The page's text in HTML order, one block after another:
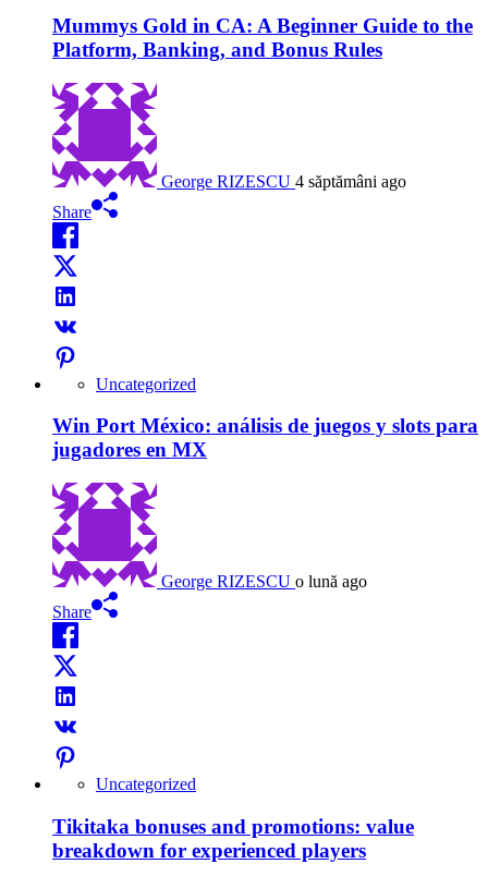
Mummys Gold in CA: A Beginner Guide to the
Platform, Banking, and Bonus Rules
George RIZESCU 4 săptămâni ago
Share
Uncategorized
Win Port México: análisis de juegos y slots para
jugadores en MX
George RIZESCU o lună ago
Share
Uncategorized
Tikitaka bonuses and promotions: value
breakdown for experienced players